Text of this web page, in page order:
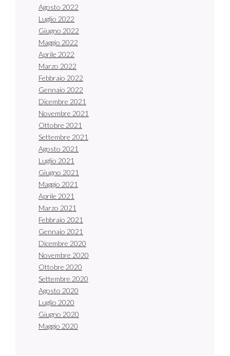
Agosto 2022
Luglio 2022
Giugno 2022
Maggio 2022
Aprile 2022
Marzo 2022
Febbraio 2022
Gennaio 2022
Dicembre 2021
Novembre 2021
Ottobre 2021
Settembre 2021
Agosto 2021
Luglio 2021
Giugno 2021
Maggio 2021
Aprile 2021
Marzo 2021
Febbraio 2021
Gennaio 2021
Dicembre 2020
Novembre 2020
Ottobre 2020
Settembre 2020
Agosto 2020
Luglio 2020
Giugno 2020
Maggio 2020